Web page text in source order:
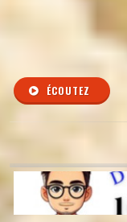
ÉCOUTEZ